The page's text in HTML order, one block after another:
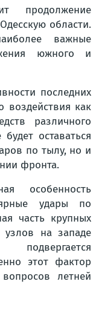
продолжение
области.
важные
южного и
последних
воздействия как
различного
оставаться
по тылу, но и
фронта.
особенность
удары по
часть крупных
на западе
этот фактор
летней